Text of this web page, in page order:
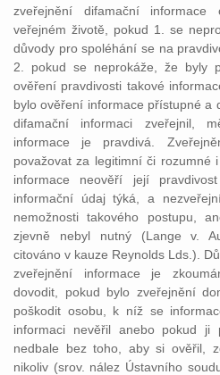
zveřejnění difamační
veřejném životě, pokud 1. se
důvody pro spoléhání se na
2. pokud se neprokáže, že byly
ověření pravdivosti takové
bylo ověření informace přístupné a
difamační informaci zveřejnil,
informace je pravdivá.
považovat za legitimní či rozumné
informace neověří její
informační údaj týká, a
nemožnosti takového postupu,
zjevně nebyl nutný (Lange v.
citováno v kauze Reynolds Lds.).
zveřejnění informace je
dovodit, pokud bylo zveřejnění
poškodit osobu, k níž se
informaci nevěřil anebo pokud ji
nedbale bez toho, aby si ověřil,
nikoliv (srov. nález Ústavního